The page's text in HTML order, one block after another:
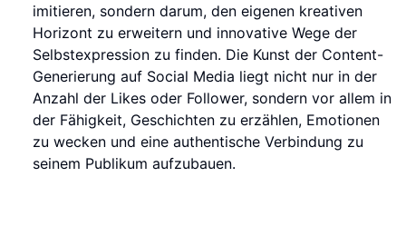
imitieren, sondern darum, den eigenen kreativen
Horizont zu erweitern und innovative Wege der
Selbstexpression zu finden. Die Kunst der Content-
Generierung auf Social Media liegt nicht nur in der
Anzahl der Likes oder Follower, sondern vor allem in
der Fähigkeit, Geschichten zu erzählen, Emotionen
zu wecken und eine authentische Verbindung zu
seinem Publikum aufzubauen.